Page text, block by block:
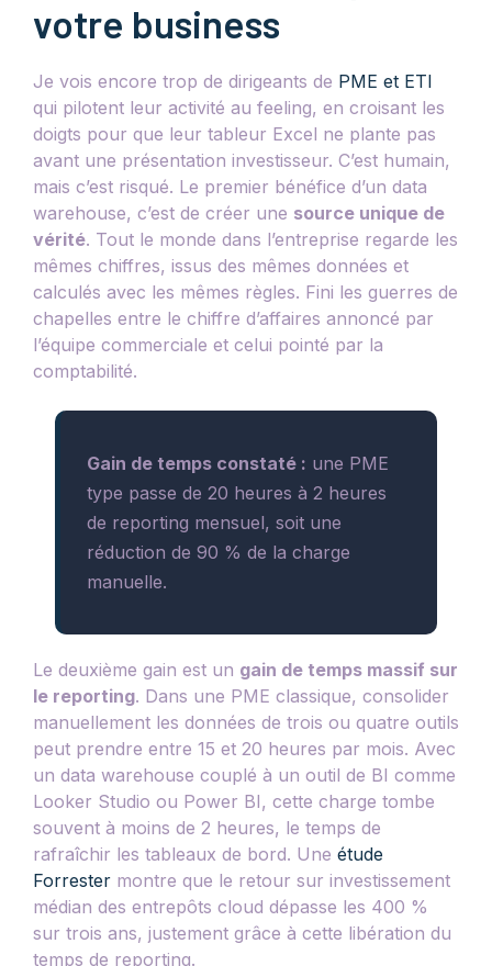
votre business
Je vois encore trop de dirigeants de PME et ETI
qui pilotent leur activité au feeling, en croisant les
doigts pour que leur tableur Excel ne plante pas
avant une présentation investisseur. C’est humain,
mais c’est risqué. Le premier bénéfice d’un data
warehouse, c’est de créer une source unique de
vérité. Tout le monde dans l’entreprise regarde les
mêmes chiffres, issus des mêmes données et
calculés avec les mêmes règles. Fini les guerres de
chapelles entre le chiffre d’affaires annoncé par
l’équipe commerciale et celui pointé par la
comptabilité.
Gain de temps constaté : une PME
type passe de 20 heures à 2 heures
de reporting mensuel, soit une
réduction de 90 % de la charge
manuelle.
Le deuxième gain est un gain de temps massif sur
le reporting. Dans une PME classique, consolider
manuellement les données de trois ou quatre outils
peut prendre entre 15 et 20 heures par mois. Avec
un data warehouse couplé à un outil de BI comme
Looker Studio ou Power BI, cette charge tombe
souvent à moins de 2 heures, le temps de
rafraîchir les tableaux de bord. Une étude
Forrester montre que le retour sur investissement
médian des entrepôts cloud dépasse les 400 %
sur trois ans, justement grâce à cette libération du
temps de reporting.